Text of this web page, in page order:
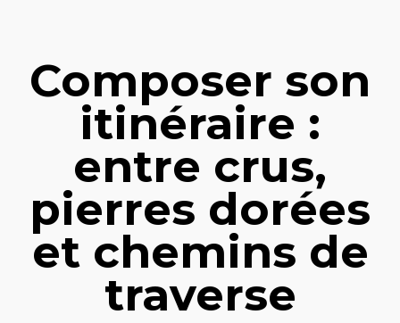
Composer son
itinéraire :
entre crus,
pierres dorées
et chemins de
traverse